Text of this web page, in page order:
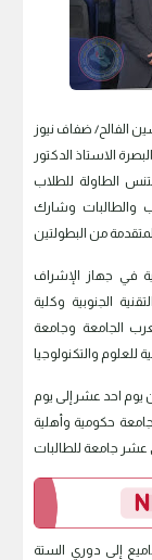
الاستاذ الدكتور
الطاولة للطلاب
والطالبات وشارك
في جهاز الإشراف
الجنوبية وكلية
الجامعة وجامعة
يوم احد عشر إلى يوم
حكومية وأهلية
إلى دوري الستة